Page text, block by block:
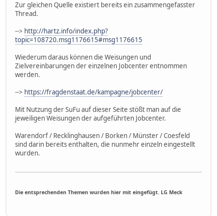
Zur gleichen Quelle existiert bereits ein zusammengefasster
Thread.
--> http://hartz.info/index.php?
topic=108720.msg1176615#msg1176615
Wiederum daraus können die Weisungen und
Zielvereinbarungen der einzelnen Jobcenter entnommen
werden.
--> https://fragdenstaat.de/kampagne/jobcenter/
Mit Nutzung der SuFu auf dieser Seite stößt man auf die
jeweiligen Weisungen der aufgeführten Jobcenter.
Warendorf / Recklinghausen / Borken / Münster / Coesfeld
sind darin bereits enthalten, die nunmehr einzeln eingestellt
wurden.
Die entsprechenden Themen wurden hier mit eingefügt. LG Meck